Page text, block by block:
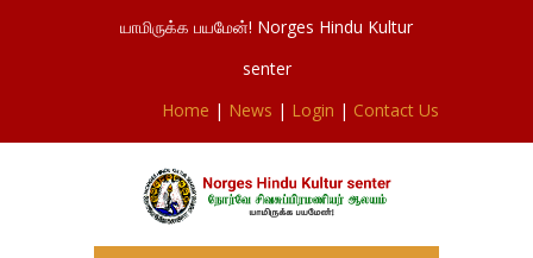
யாமிருக்க பயமேன்! Norges Hindu Kultur
senter
Home | News | Login | Contact Us